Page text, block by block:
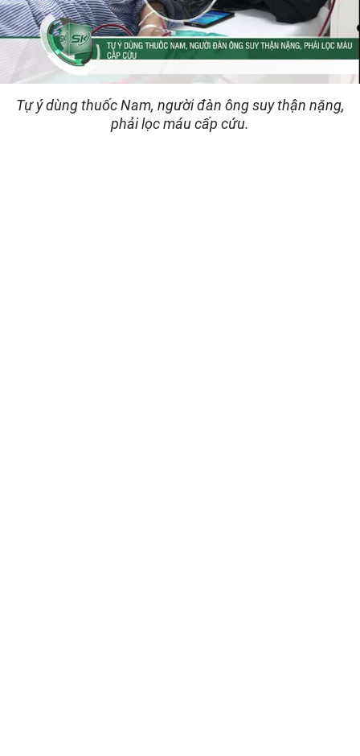
Play
Video
Tự ý dùng thuốc Nam, người đàn ông suy thận nặng,
phải lọc máu cấp cứu.